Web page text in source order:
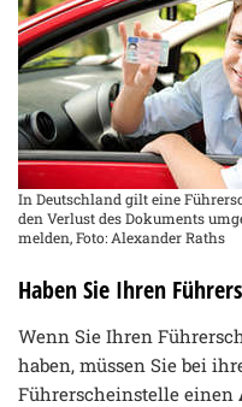
In Deutschland gilt eine
den Verlust des Dokuments
melden, Foto: Alexander Raths
Haben Sie Ihren
Wenn Sie Ihren
haben, müssen Sie bei
Führerscheinstelle einen